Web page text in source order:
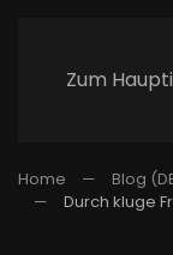
Zum
Home Blog
Durch kluge